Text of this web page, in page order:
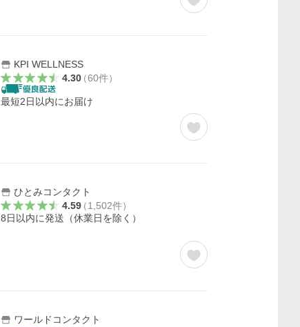
KPI WELLNESS
4.30（60件）
最短2日以内にお届け
ひとみコンタクト
4.59（1,502件）
8日以内に発送（休業日を除く）
ワールドコンタクト